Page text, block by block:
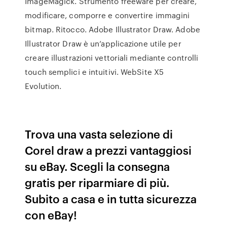
modificare, comporre e convertire immagini
bitmap. Ritocco. Adobe Illustrator Draw. Adobe
Illustrator Draw è un’applicazione utile per
creare illustrazioni vettoriali mediante controlli
touch semplici e intuitivi. WebSite X5
Evolution.
Trova una vasta selezione di
Corel draw a prezzi vantaggiosi
su eBay. Scegli la consegna
gratis per riparmiare di più.
Subito a casa e in tutta sicurezza
con eBay!